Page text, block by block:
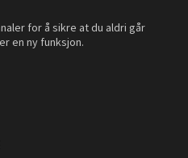
for å sikre at du aldri går
en ny funksjon.